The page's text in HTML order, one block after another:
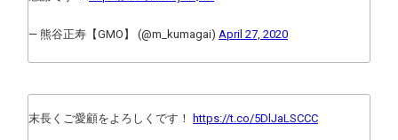
— 熊谷正寿【GMO】 (@m_kumagai) April 27, 2020
末長くご愛顧をよろしくです！ https://t.co/5DlJaLSCCC